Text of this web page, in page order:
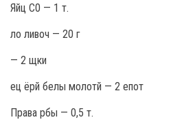
Яйц С0 — 1 т.
ло ливоч — 20 г
— 2 щки
ец ёрй белы молотй — 2 епот
Права рбы — 0,5 т.